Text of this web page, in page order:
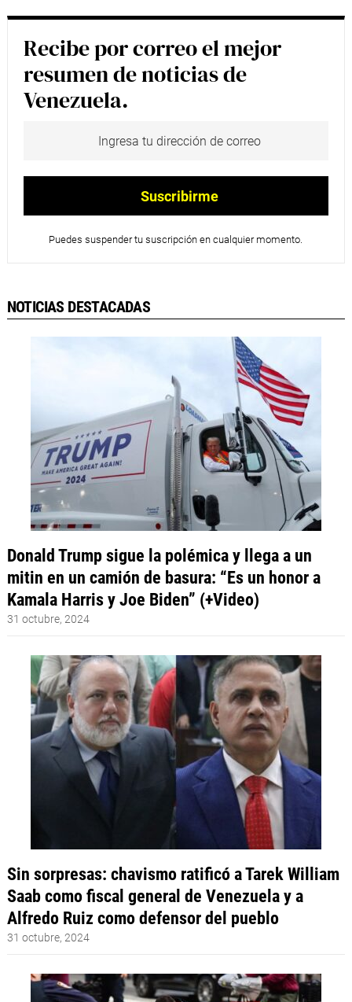
Recibe por correo el mejor
resumen de noticias de
Venezuela.
Puedes suspender tu suscripción en cualquier momento.
NOTICIAS DESTACADAS
Donald Trump sigue la polémica y llega a un
mitin en un camión de basura: “Es un honor a
Kamala Harris y Joe Biden” (+Video)
31 octubre, 2024
Sin sorpresas: chavismo ratificó a Tarek William
Saab como fiscal general de Venezuela y a
Alfredo Ruiz como defensor del pueblo
31 octubre, 2024